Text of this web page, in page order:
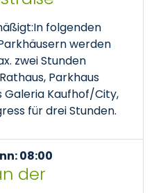
folgenden
werden
zwei Stunden
Parkhaus
Galeria Kaufhof/City,
für drei Stunden.
08:00
der